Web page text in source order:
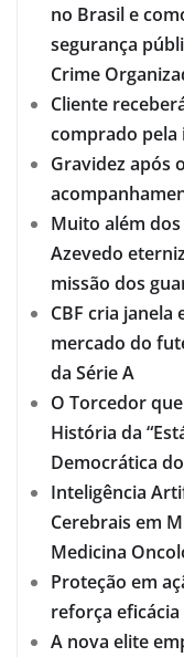
no Brasil e
segurança
Crime
Cliente
comprado
Gravidez após
Muito além
Azevedo
missão dos
CBF cria
mercado do
da Série A
O Torcedor
História da
Democrática
Inteligência
Cerebrais em
Medicina
Proteção em
reforça
A nova elite